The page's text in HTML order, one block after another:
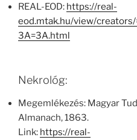
REAL-EOD: https://real-
eod.mtak.hu/view/
3A=3A.html
Nekrológ:
Megemlékezés: Magyar
Almanach, 1863.
Link: https://real-